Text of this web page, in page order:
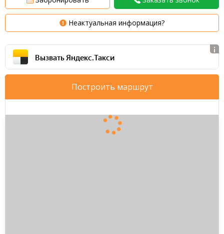
Неактуальная информация?
Вызвать Яндекс.Такси
Построить маршрут